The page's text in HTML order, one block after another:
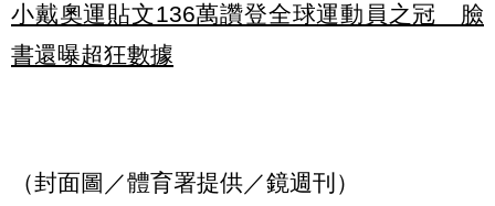
小戴奧運貼文136萬讚登全球運動員之冠 臉
書還曝超狂數據
（封面圖／體育署提供／鏡週刊）